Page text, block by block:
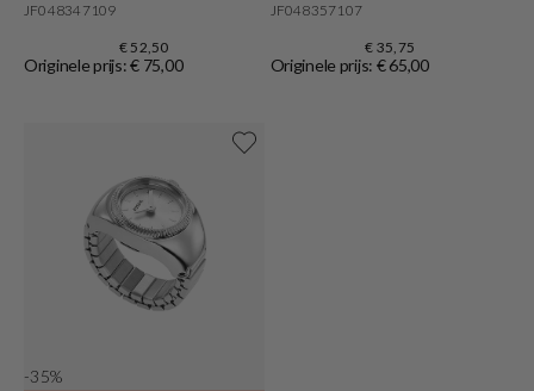
JF048347109
€ 52,50
Originele prijs: € 75,00
JF048357107
€ 35,75
Originele prijs: € 65,00
-35%